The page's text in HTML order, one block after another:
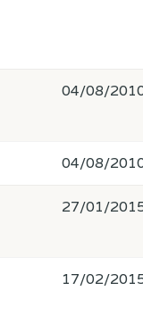
04/08/
04/08/
27/01/
17/02/